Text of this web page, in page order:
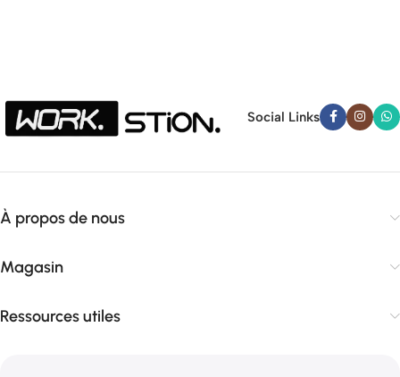
Social Links
À propos de nous
Magasin
Ressources utiles